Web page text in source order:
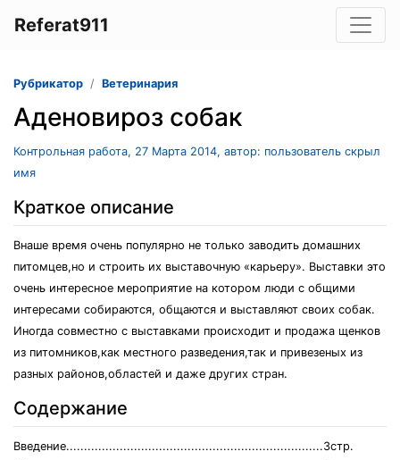
Referat911
Рубрикатор Ветеринария
Аденовироз собак
Контрольная работа, 27 Марта 2014, автор: пользователь скрыл
имя
Краткое описание
Внаше время очень популярно не только заводить домашних
питомцев,но и строить их выставочную «карьеру». Выставки это
очень интересное мероприятие на котором люди с общими
интересами собираются, общаются и выставляют своих собак.
Иногда совместно с выставками происходит и продажа щенков
из питомников,как местного разведения,так и привезеных из
разных районов,областей и даже других стран.
Содержание
Введение........................................................................3стр.